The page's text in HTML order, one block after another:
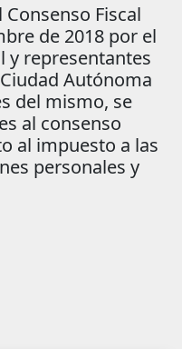
Consenso Fiscal
de 2018 por el
y representantes
Autónoma
del mismo, se
al consenso
al impuesto a las
personales y